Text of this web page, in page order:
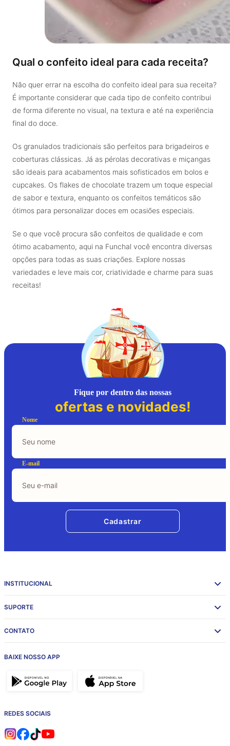
Qual o confeito ideal para cada receita?
Não quer errar na escolha do confeito ideal para sua receita?
É importante considerar que cada tipo de confeito contribui
de forma diferente no visual, na textura e até na experiência
final do doce.
Os granulados tradicionais são perfeitos para brigadeiros e
coberturas clássicas. Já as pérolas decorativas e miçangas
são ideais para acabamentos mais sofisticados em bolos e
cupcakes. Os flakes de chocolate trazem um toque especial
de sabor e textura, enquanto os confeitos temáticos são
ótimos para personalizar doces em ocasiões especiais.
Se o que você procura são confeitos de qualidade e com
ótimo acabamento, aqui na Funchal você encontra diversas
opções para todas as suas criações. Explore nossas
variedades e leve mais cor, criatividade e charme para suas
receitas!
Fique por dentro das nossas
ofertas e novidades!
Nome
E-mail
Cadastrar
INSTITUCIONAL
SUPORTE
CONTATO
BAIXE NOSSO APP
REDES SOCIAIS